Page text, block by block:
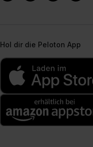
Hol dir die Peloton App